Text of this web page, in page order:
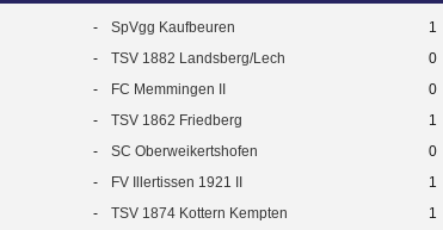
- SpVgg Kaufbeuren 1
- TSV 1882 Landsberg/Lech 0
- FC Memmingen II 0
- TSV 1862 Friedberg 1
- SC Oberweikertshofen 0
- FV Illertissen 1921 II 1
- TSV 1874 Kottern Kempten 1